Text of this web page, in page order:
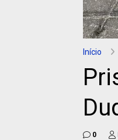
Início
0